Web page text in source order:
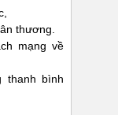
thương.
mạng về
thanh bình